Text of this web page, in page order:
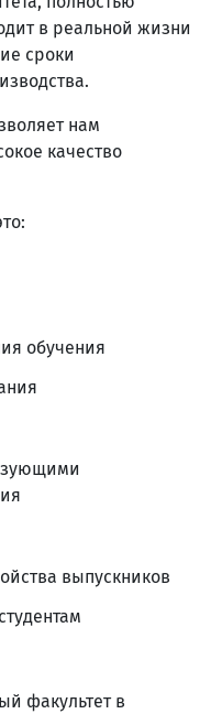
в реальной жизни
сроки
нам
качество
обучения
выпускников
факультет в